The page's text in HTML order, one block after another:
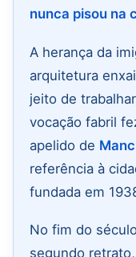
nunca pisou na
A herança da
arquitetura
jeito de
vocação fabril
apelido de
referência à
fundada em
No fim do
segundo